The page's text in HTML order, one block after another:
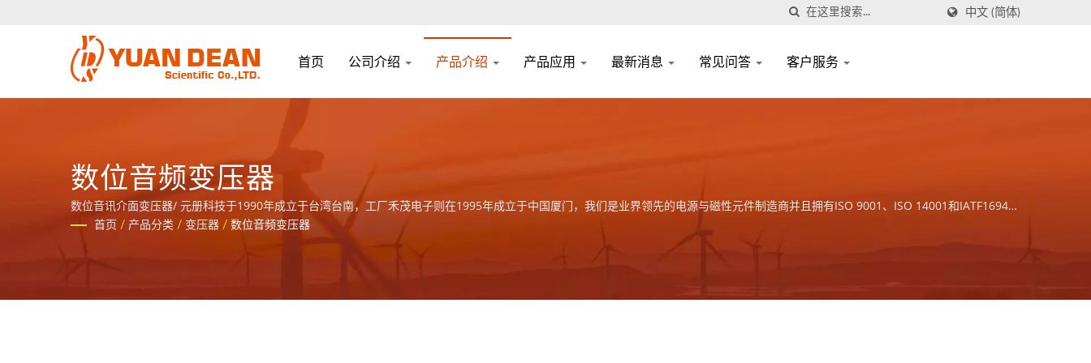
中文 (简体)
首页 公司介绍 产品介绍 产品应用 最新消息 常见问答 客户服务
数位音频变压器
数位音讯介面变压器/ 元册科技于1990年成立于台湾台南，工厂禾茂电子则在1995年成立于中国厦门，我们是业界领先的电源与磁性元件制造商并且拥有ISO 9001、ISO 14001和IATF16949
认证。首页 / 产品分类 / 变压器 / 数位音频变压器